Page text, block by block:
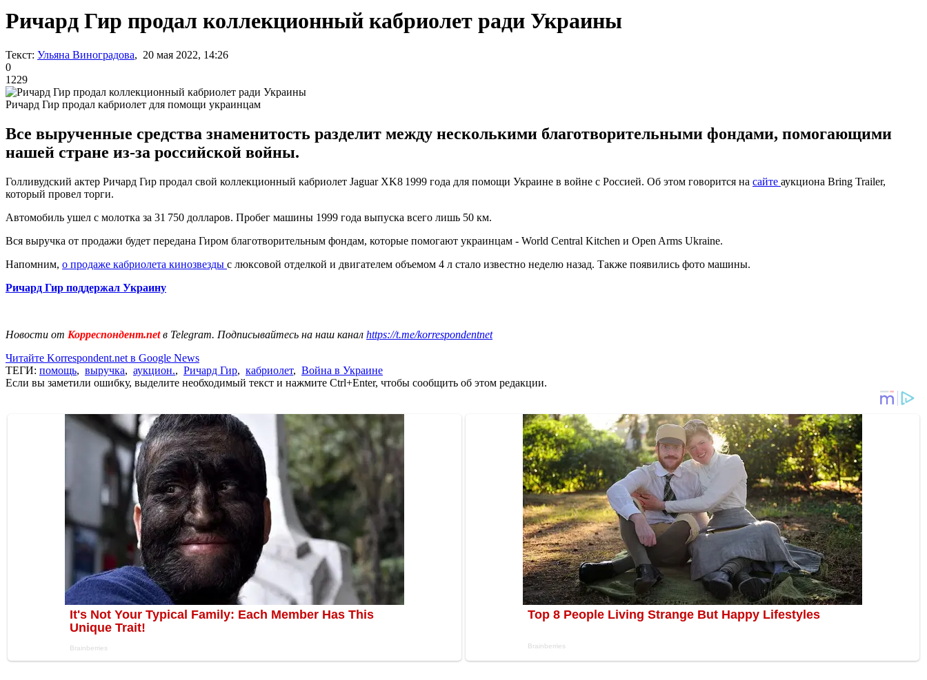
Ричард Гир продал коллекционный кабриолет ради Украины
Текст: Ульяна Виноградова, 20 мая 2022, 14:26
0
1229
Ричард Гир продал кабриолет для помощи украинцам
Все вырученные средства знаменитость разделит между несколькими благотворительными фондами, помогающими
нашей стране из-за российской войны.
Голливудский актер Ричард Гир продал свой коллекционный кабриолет Jaguar XK8 1999 года для помощи Украине в войне с Россией. Об этом говорится на сайте аукциона Bring Trailer,
который провел торги.
Автомобиль ушел с молотка за 31 750 долларов. Пробег машины 1999 года выпуска всего лишь 50 км.
Вся выручка от продажи будет передана Гиром благотворительным фондам, которые помогают украинцам - World Central Kitchen и Open Arms Ukraine.
Напомним, о продаже кабриолета кинозвезды с люксовой отделкой и двигателем объемом 4 л стало известно неделю назад. Также появились фото машины.
Ричард Гир поддержал Украину
Новости от Корреспондент.netв Telegram. Подписывайтесь на наш канал https://t.me/korrespondentnet
Читайте Korrespondent.net в Google News
ТЕГИ: помощь, выручка, аукцион., Ричард Гир, кабриолет, Война в Украине
Если вы заметили ошибку, выделите необходимый текст и нажмите Ctrl+Enter, чтобы сообщить об этом редакции.